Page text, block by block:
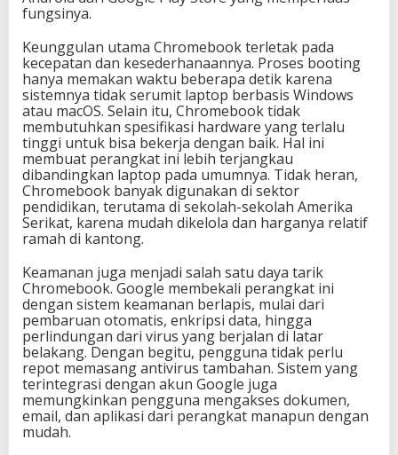
fungsinya.
Keunggulan utama Chromebook terletak pada
kecepatan dan kesederhanaannya. Proses booting
hanya memakan waktu beberapa detik karena
sistemnya tidak serumit laptop berbasis Windows
atau macOS. Selain itu, Chromebook tidak
membutuhkan spesifikasi hardware yang terlalu
tinggi untuk bisa bekerja dengan baik. Hal ini
membuat perangkat ini lebih terjangkau
dibandingkan laptop pada umumnya. Tidak heran,
Chromebook banyak digunakan di sektor
pendidikan, terutama di sekolah-sekolah Amerika
Serikat, karena mudah dikelola dan harganya relatif
ramah di kantong.
Keamanan juga menjadi salah satu daya tarik
Chromebook. Google membekali perangkat ini
dengan sistem keamanan berlapis, mulai dari
pembaruan otomatis, enkripsi data, hingga
perlindungan dari virus yang berjalan di latar
belakang. Dengan begitu, pengguna tidak perlu
repot memasang antivirus tambahan. Sistem yang
terintegrasi dengan akun Google juga
memungkinkan pengguna mengakses dokumen,
email, dan aplikasi dari perangkat manapun dengan
mudah.